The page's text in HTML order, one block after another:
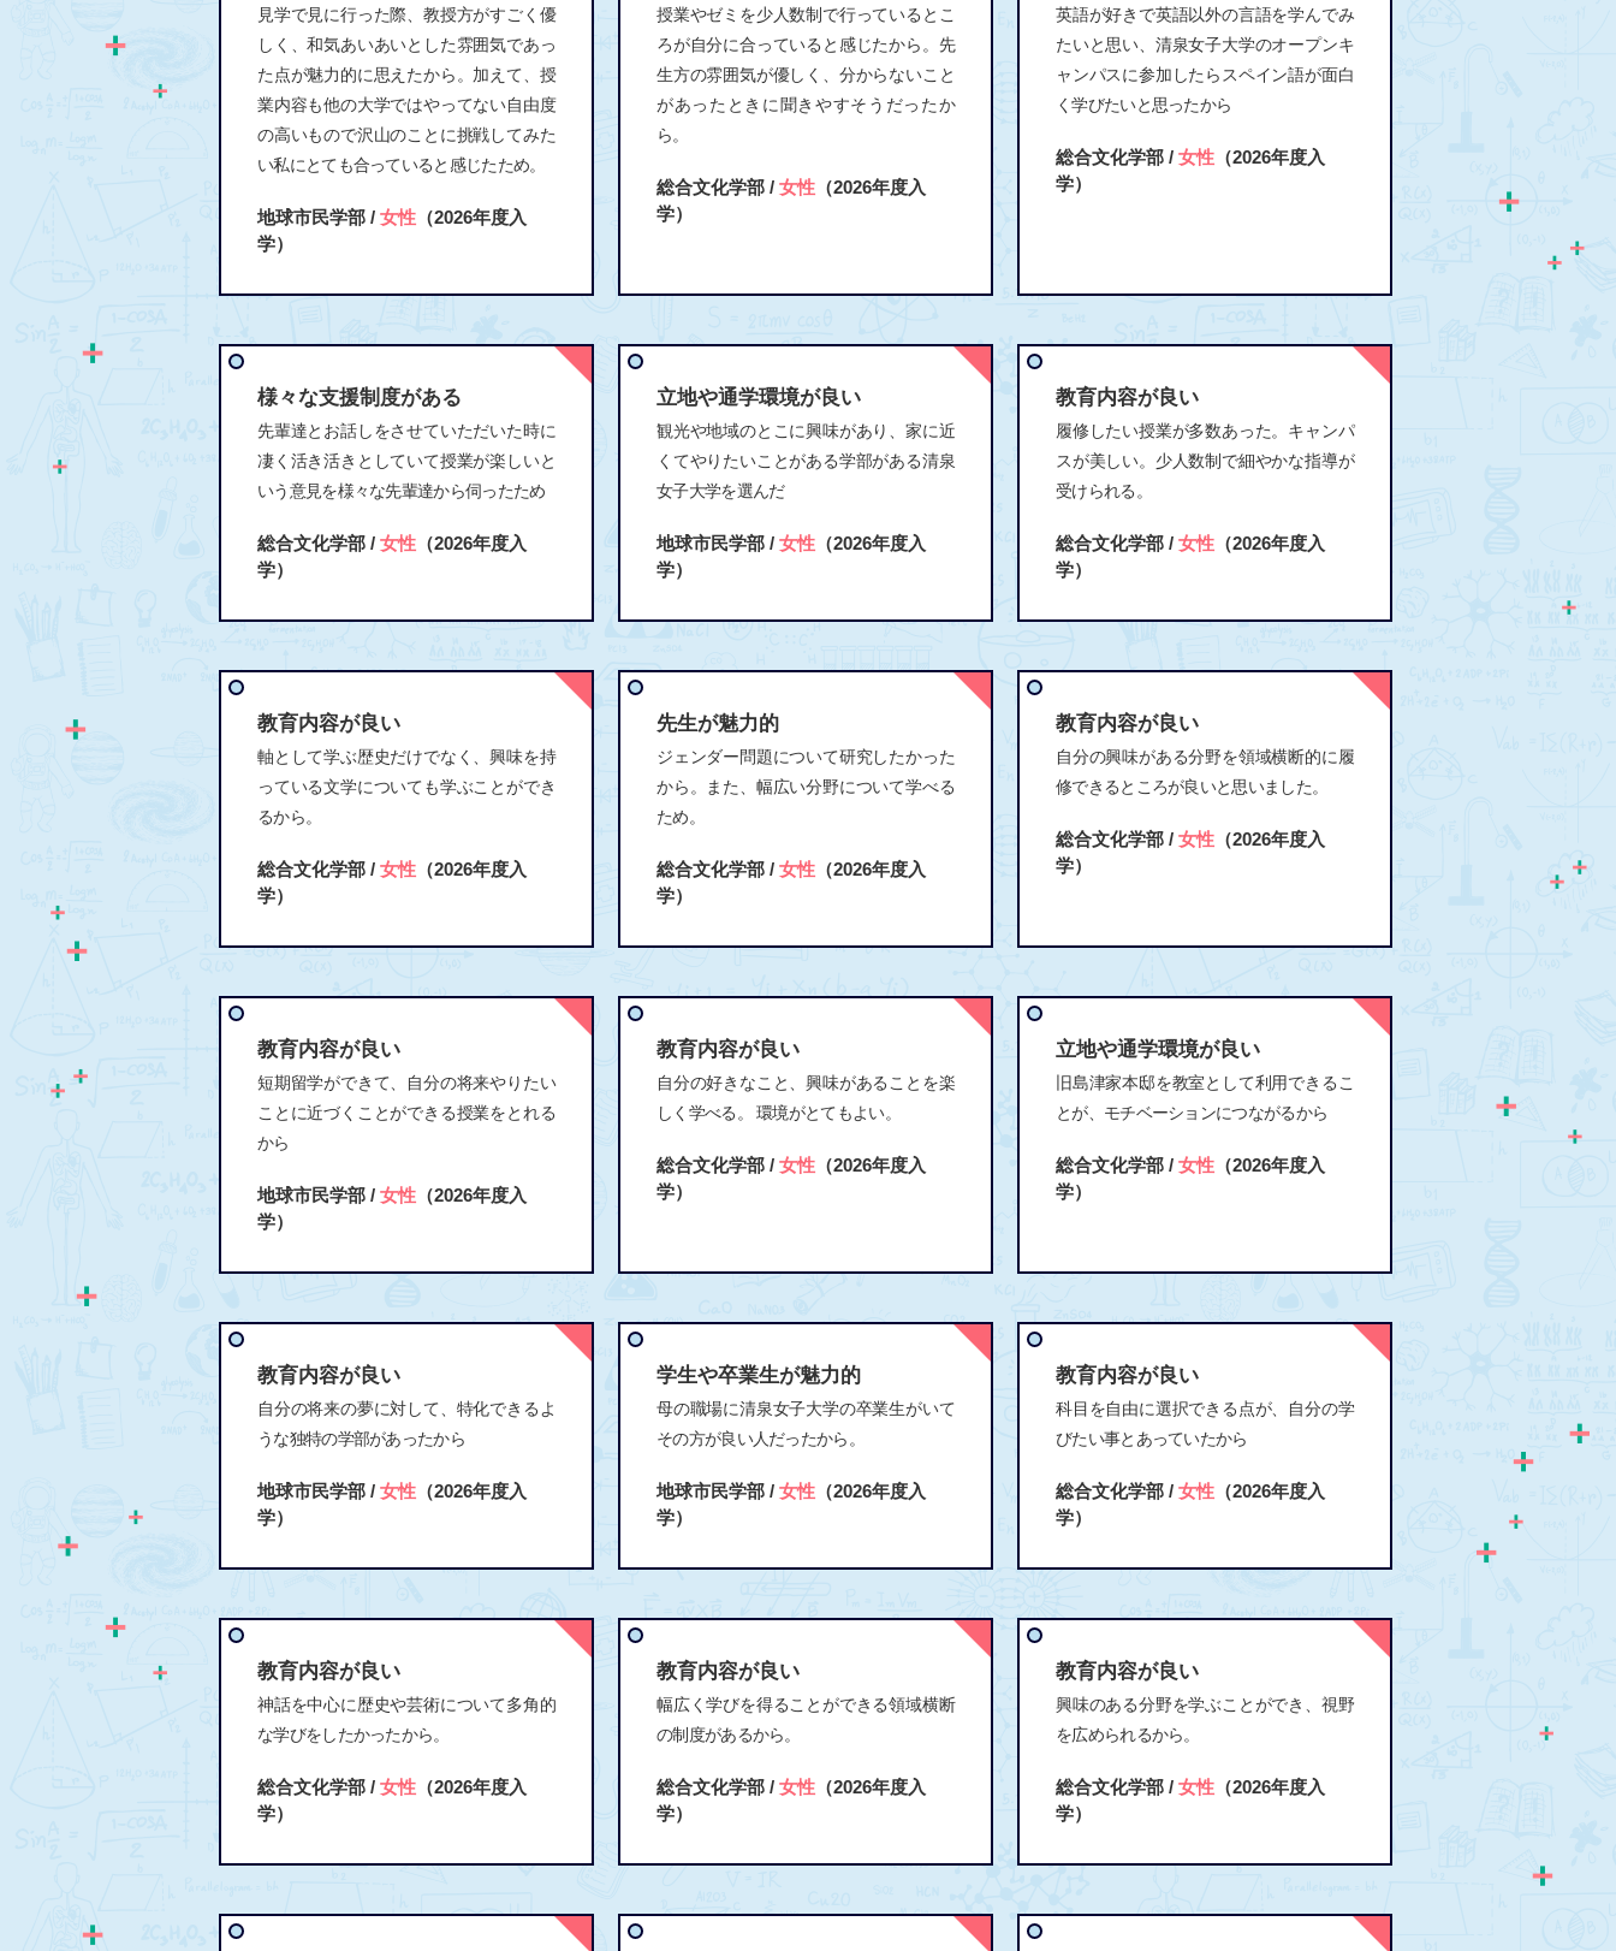
見学で見に行った際、教授方がすごく優
しく、和気あいあいとした雰囲気であっ
た点が魅力的に思えたから。加えて、授
業内容も他の大学ではやってない自由度
の高いもので沢山のことに挑戦してみた
い私にとても合っていると感じたため。
地球市民学部 / 女性 （2026年度入
学）
授業やゼミを少人数制で行っているとこ
ろが自分に合っていると感じたから。先
生方の雰囲気が優しく、分からないこと
があったときに聞きやすそうだったか
ら。
総合文化学部 / 女性 （2026年度入
学）
英語が好きで英語以外の言語を学んでみ
たいと思い、清泉女子大学のオープンキ
ャンパスに参加したらスペイン語が面白
く学びたいと思ったから
総合文化学部 / 女性 （2026年度入
学）
様々な支援制度がある
先輩達とお話しをさせていただいた時に
凄く活き活きとしていて授業が楽しいと
いう意見を様々な先輩達から伺ったため
総合文化学部 / 女性 （2026年度入
学）
立地や通学環境が良い
観光や地域のとこに興味があり、家に近
くてやりたいことがある学部がある清泉
女子大学を選んだ
地球市民学部 / 女性 （2026年度入
学）
教育内容が良い
履修したい授業が多数あった。キャンパ
スが美しい。少人数制で細やかな指導が
受けられる。
総合文化学部 / 女性 （2026年度入
学）
教育内容が良い
軸として学ぶ歴史だけでなく、興味を持
っている文学についても学ぶことができ
るから。
総合文化学部 / 女性 （2026年度入
学）
先生が魅力的
ジェンダー問題について研究したかった
から。また、幅広い分野について学べる
ため。
総合文化学部 / 女性 （2026年度入
学）
教育内容が良い
自分の興味がある分野を領域横断的に履
修できるところが良いと思いました。
総合文化学部 / 女性 （2026年度入
学）
教育内容が良い
短期留学ができて、自分の将来やりたい
ことに近づくことができる授業をとれる
から
地球市民学部 / 女性 （2026年度入
学）
教育内容が良い
自分の好きなこと、興味があることを楽
しく学べる。 環境がとてもよい。
総合文化学部 / 女性 （2026年度入
学）
立地や通学環境が良い
旧島津家本邸を教室として利用できるこ
とが、モチベーションにつながるから
総合文化学部 / 女性 （2026年度入
学）
教育内容が良い
自分の将来の夢に対して、特化できるよ
うな独特の学部があったから
地球市民学部 / 女性 （2026年度入
学）
学生や卒業生が魅力的
母の職場に清泉女子大学の卒業生がいて
その方が良い人だったから。
地球市民学部 / 女性 （2026年度入
学）
教育内容が良い
科目を自由に選択できる点が、自分の学
びたい事とあっていたから
総合文化学部 / 女性 （2026年度入
学）
教育内容が良い
神話を中心に歴史や芸術について多角的
な学びをしたかったから。
総合文化学部 / 女性 （2026年度入
学）
教育内容が良い
幅広く学びを得ることができる領域横断
の制度があるから。
総合文化学部 / 女性 （2026年度入
学）
教育内容が良い
興味のある分野を学ぶことができ、視野
を広められるから。
総合文化学部 / 女性 （2026年度入
学）